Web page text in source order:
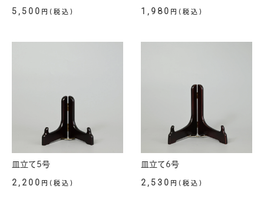
5,500 円(税込) 1,980 円(税込)
皿立て5号
2,200 円(税込)
皿立て6号
2,530 円(税込)